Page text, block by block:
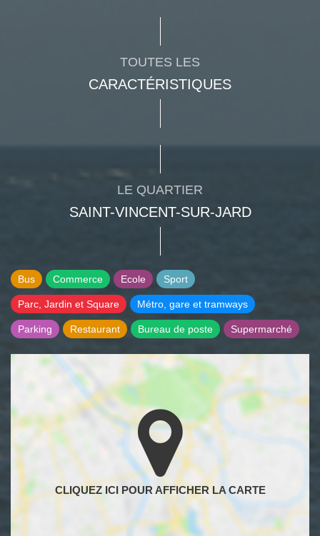
TOUTES LES
CARACTÉRISTIQUES
LE QUARTIER
SAINT-VINCENT-SUR-JARD
Bus Commerce Ecole Sport
Parc, Jardin et Square Métro, gare et tramways
Parking Restaurant Bureau de poste Supermarché